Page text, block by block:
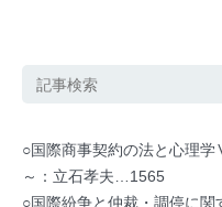
○国際商事契約の法と心理
～：立石孝夫…1565
○国際紛争と仲裁・調停に